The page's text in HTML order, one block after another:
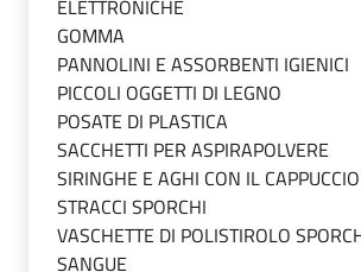
ELETTRONICHE
GOMMA
PANNOLINI E ASSORBENTI IGIENICI
PICCOLI OGGETTI DI LEGNO
POSATE DI PLASTICA
SACCHETTI PER ASPIRAPOLVERE
SIRINGHE E AGHI CON IL CAPPUCCIO
STRACCI SPORCHI
VASCHETTE DI POLISTIROLO
SANGUE